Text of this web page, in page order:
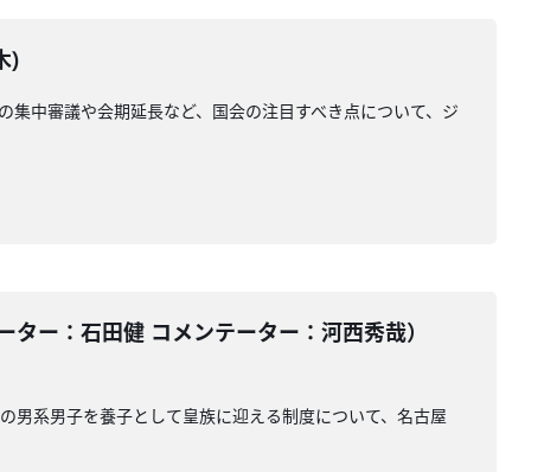
)
中審議や会期延長など、国会の注目すべき点について、ジ
ー：石田健 コメンテーター：河西秀哉）
男系男子を養子として皇族に迎える制度について、名古屋